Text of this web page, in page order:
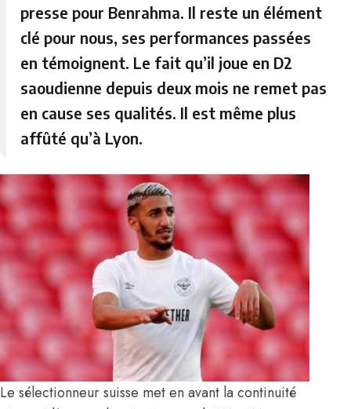
presse pour Benrahma. Il reste un élément
clé pour nous, ses performances passées
en témoignent. Le fait qu’il joue en D2
saoudienne depuis deux mois ne remet pas
en cause ses qualités. Il est même plus
affûté qu’à Lyon.
Le sélectionneur suisse met en avant la continuité